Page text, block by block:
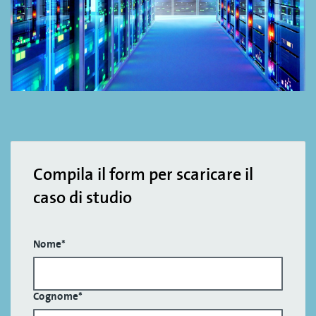
Compila il form per scaricare il
caso di studio
Nome*
Cognome*